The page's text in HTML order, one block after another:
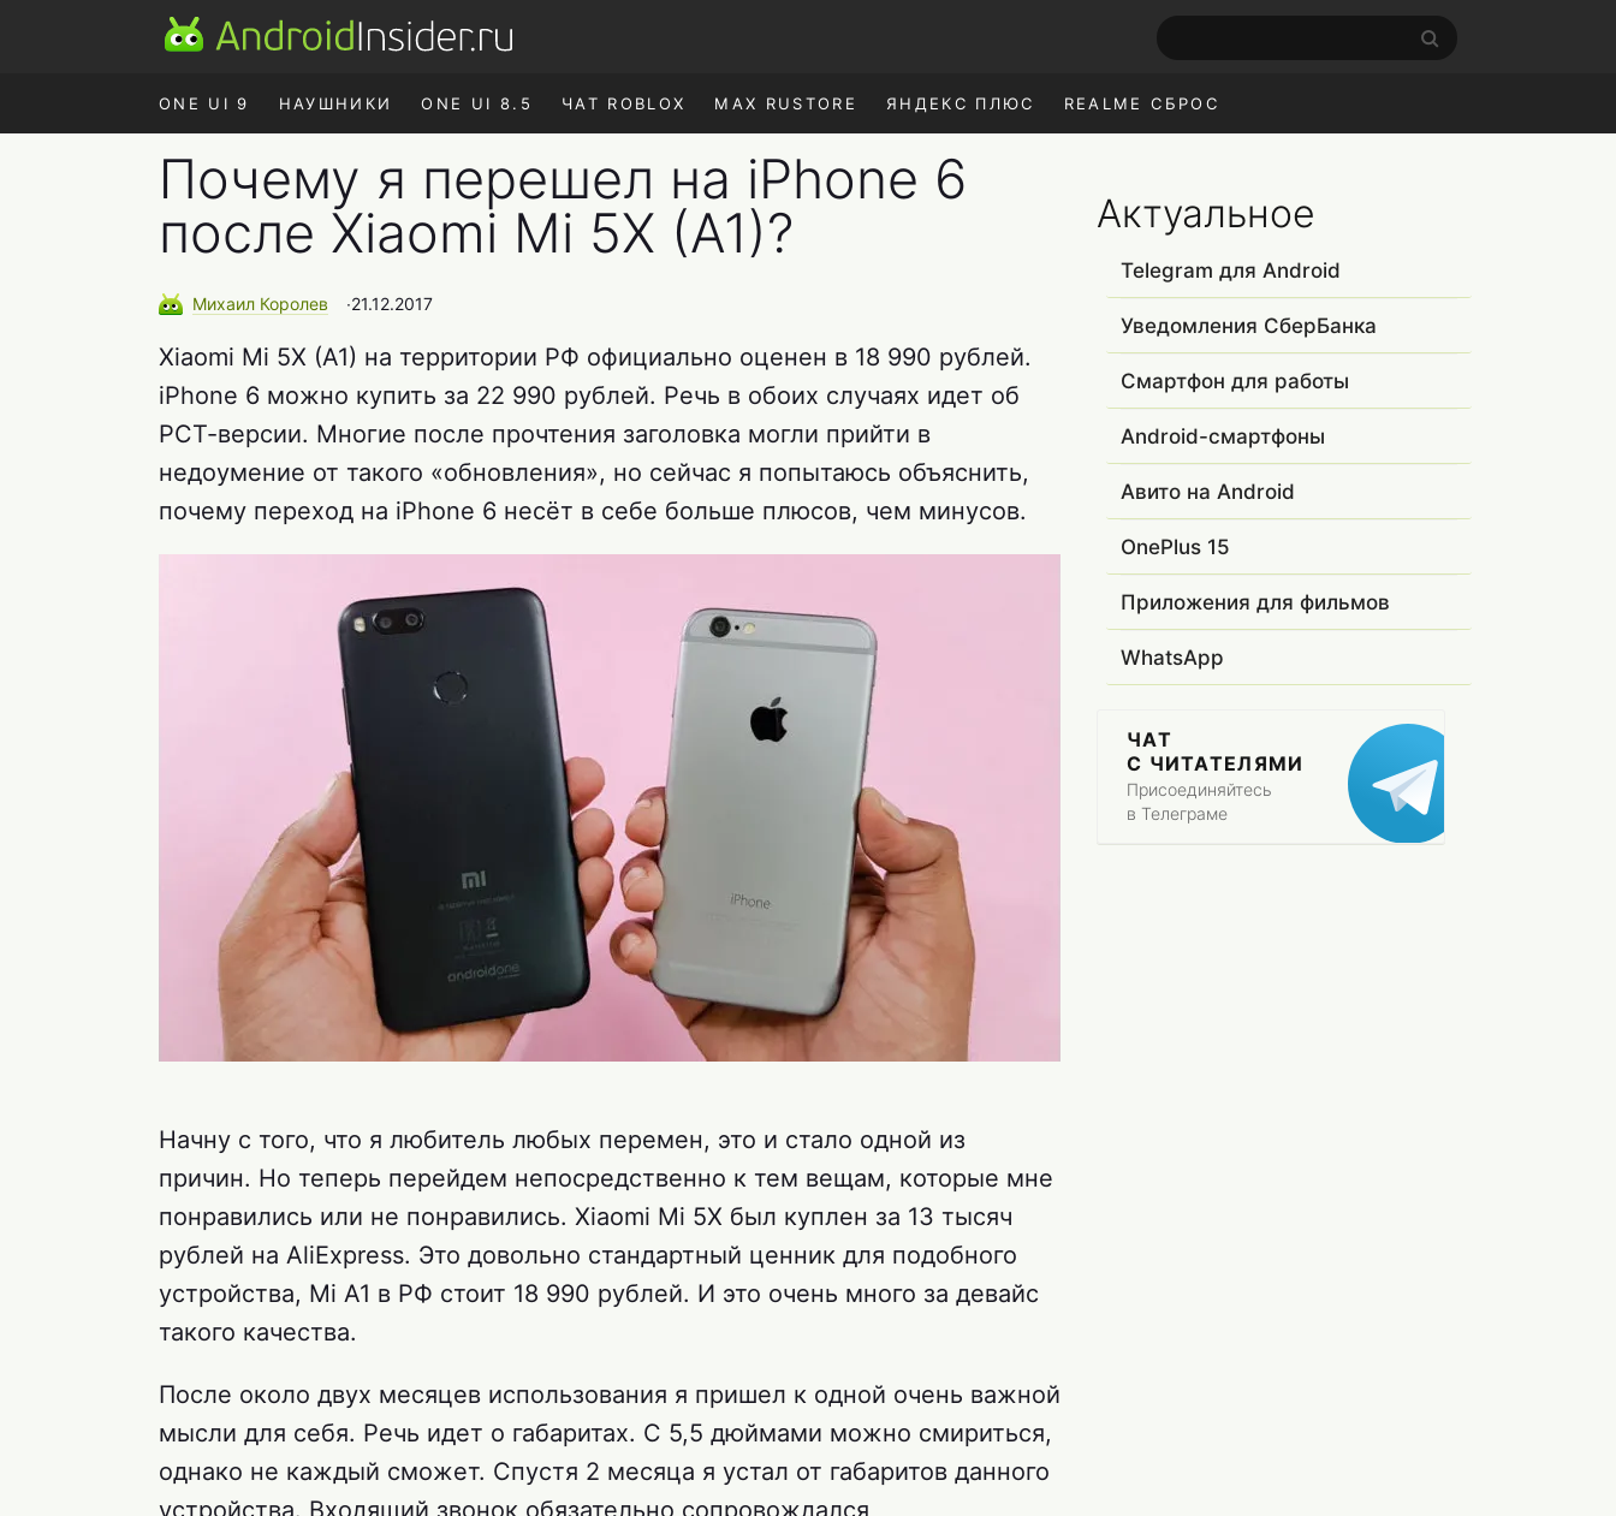
ONE UI 9 НАУШНИКИ ONE UI 8.5 ЧАТ ROBLOX MAX RUSTORE ЯНДЕКС ПЛЮС REALME СБРОС
Почему я перешел на iPhone 6
после Xiaomi Mi 5X (A1)?
Михаил Королев ∙21.12.2017
Xiaomi Mi 5X (A1) на территории РФ официально оценен в 18 990 рублей.
iPhone 6 можно купить за 22 990 рублей. Речь в обоих случаях идет об
РСТ-версии. Многие после прочтения заголовка могли прийти в
недоумение от такого «обновления», но сейчас я попытаюсь объяснить,
почему переход на iPhone 6 несёт в себе больше плюсов, чем минусов.
Начну с того, что я любитель любых перемен, это и стало одной из
причин. Но теперь перейдем непосредственно к тем вещам, которые мне
понравились или не понравились. Xiaomi Mi 5X был куплен за 13 тысяч
рублей на AliExpress. Это довольно стандартный ценник для подобного
устройства, Mi A1 в РФ стоит 18 990 рублей. И это очень много за девайс
такого качества.
После около двух месяцев использования я пришел к одной очень важной
мысли для себя. Речь идет о габаритах. С 5,5 дюймами можно смириться,
однако не каждый сможет. Спустя 2 месяца я устал от габаритов данного
устройства. Входящий звонок обязательно сопровождался
Актуальное
Telegram для Android
Уведомления СберБанка
Смартфон для работы
Android-смартфоны
Авито на Android
OnePlus 15
Приложения для фильмов
WhatsApp
ЧАТ
С ЧИТАТЕЛЯМИ
Присоединяйтесь
в Телеграме